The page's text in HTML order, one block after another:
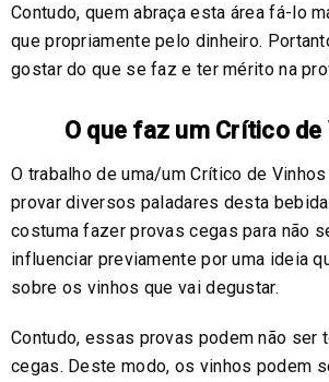
Contudo, quem abraça esta área fá-lo
que propriamente pelo dinheiro.
gostar do que se faz e ter mérito na
O que faz um Crítico de
O trabalho de uma/um Crítico de
provar diversos paladares desta
costuma fazer provas cegas para não
influenciar previamente por uma ideia
sobre os vinhos que vai degustar.
Contudo, essas provas podem não ser
cegas. Deste modo, os vinhos podem